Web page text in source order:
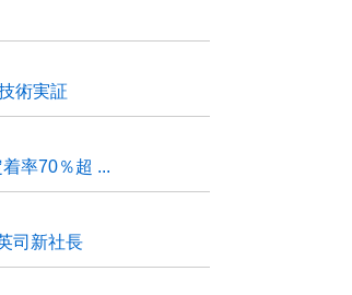
術実証
率70％超 ...
司新社長